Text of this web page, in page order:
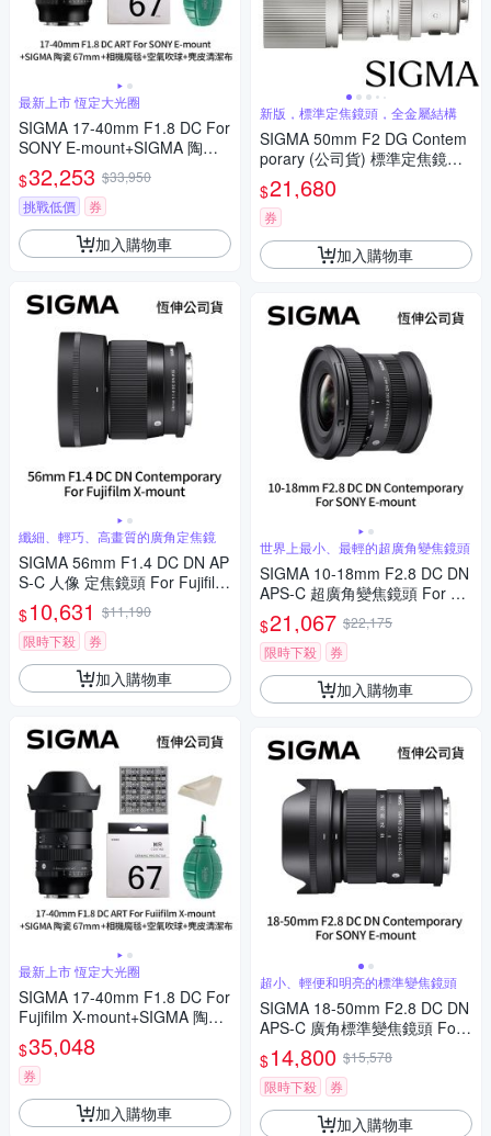
最新上市 恆定大光圈
SIGMA 17-40mm F1.8 DC For
SONY E-mount+SIGMA 陶瓷 6
7mm保護鏡+相機魔毯+BW-13
0吹球+3030麂皮清潔布 (公司
貨)
$32,253 $33,950
挑戰低價
券
加入購物車
纖細、輕巧、高畫質的廣角定焦鏡
SIGMA 56mm F1.4 DC DN AP
S-C 人像 定焦鏡頭 For Fujifilm
X-mount (公司貨)
$10,631 $11,190
限時下殺
券
加入購物車
最新上市 恆定大光圈
SIGMA 17-40mm F1.8 DC For
Fujifilm X-mount+SIGMA 陶瓷
67mm保護鏡+相機魔毯+BW-1
30吹球+3030麂皮清潔布 (公司
貨)
$35,048
券
加入購物車
新版，標準定焦鏡頭，全金屬結構
SIGMA 50mm F2 DG Contem
porary (公司貨) 標準定焦鏡頭
全片幅無反微單眼鏡頭 i系列
$21,680
券
加入購物車
世界上最小、最輕的超廣角變焦鏡頭
SIGMA 10-18mm F2.8 DC DN
APS-C 超廣角變焦鏡頭 For SO
NY E-mount (公司貨)
$21,067 $22,175
限時下殺
券
加入購物車
超小、輕便和明亮的標準變焦鏡頭
SIGMA 18-50mm F2.8 DC DN
APS-C 廣角標準變焦鏡頭 For
SONY E-mount (公司貨)
$14,800 $15,578
限時下殺
券
加入購物車